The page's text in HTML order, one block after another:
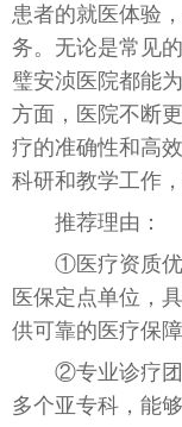
患者的就医体验
务。无论是常见
璧安浈医院都能
方面，医院不断
疗的准确性和高
科研和教学工作
推荐理由：
①医疗资质优
医保定点单位，
供可靠的医疗保障
②专业诊疗
多个亚专科，能